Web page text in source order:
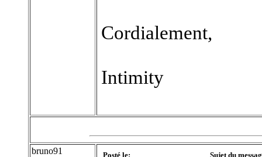
Cordialement,
Intimity
bruno91 Posté le: Sujet du